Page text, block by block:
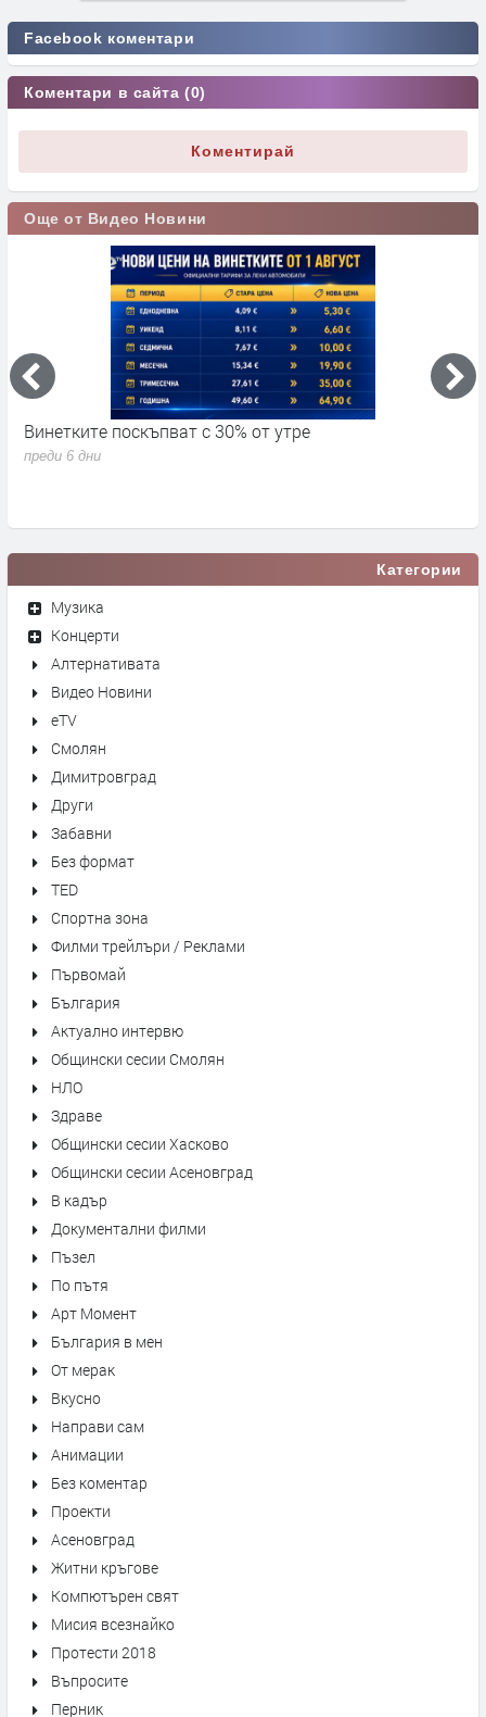
Facebook коментари
Коментари в сайта (0)
Коментирай
Още от Видео Новини
Винетките поскъпват с 30% от утре
преди 6 дни
Категории
Музика
Концерти
Алтернативата
Видео Новини
eTV
Смолян
Димитровград
Други
Забавни
Без формат
TED
Спортна зона
Филми трейлъри / Реклами
Първомай
България
Актуално интервю
Общински сесии Смолян
НЛО
Здраве
Общински сесии Хасково
Общински сесии Асеновград
В кадър
Документални филми
Пъзел
По пътя
Арт Момент
България в мен
От мерак
Вкусно
Направи сам
Анимации
Без коментар
Проекти
Асеновград
Житни кръгове
Компютърен свят
Мисия всезнайко
Протести 2018
Въпросите
Перник